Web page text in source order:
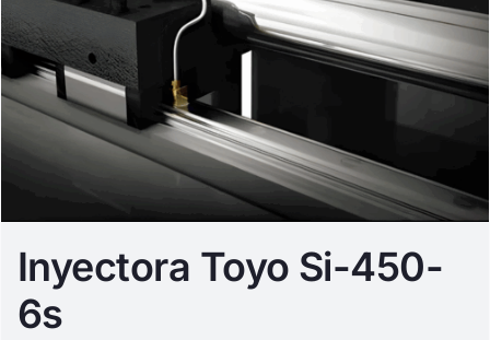
Inyectora Toyo Si-450-
6s